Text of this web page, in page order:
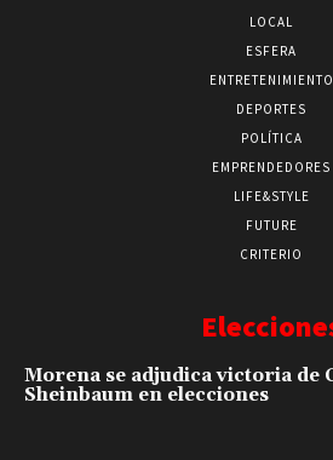
LOCAL
ESFERA
ENTRETENIMIENTO
DEPORTES
POLÍTICA
EMPRENDEDORES
LIFE&STYLE
FUTURE
CRITERIO
Morena se adjudica victoria de
Sheinbaum en elecciones